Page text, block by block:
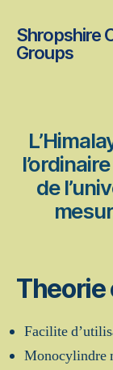
Shropshire
Groups
de
Theorie
Facilite
Monocylindre